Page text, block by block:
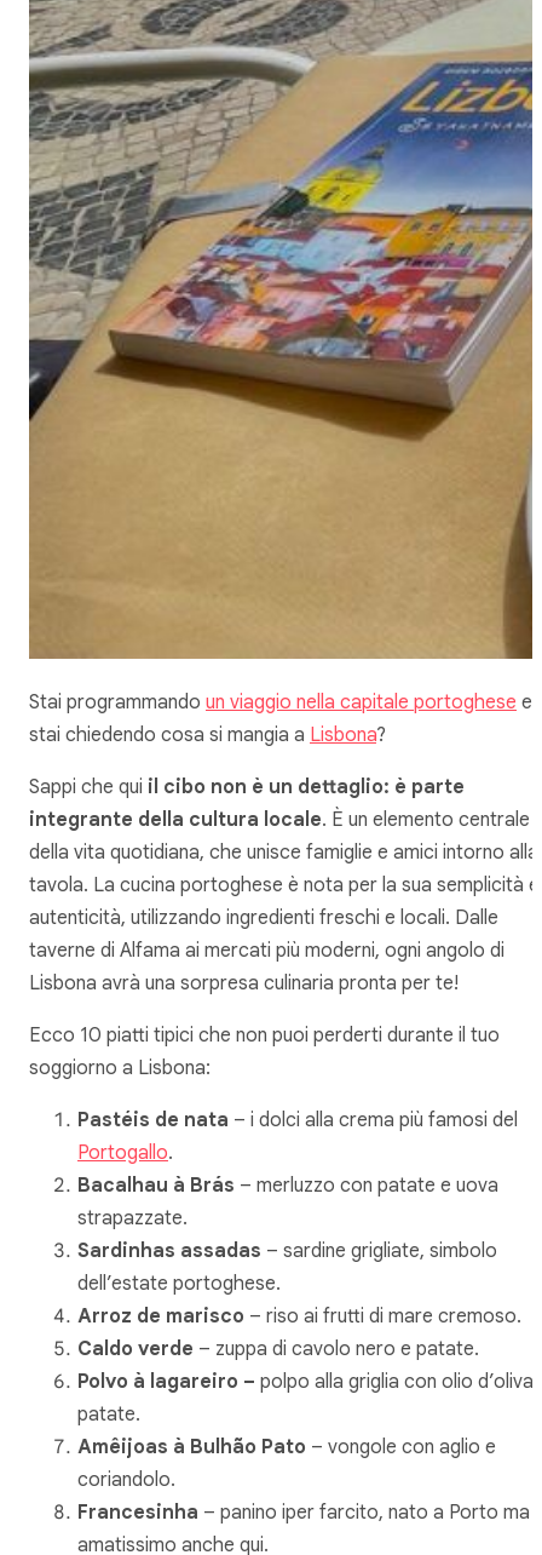
Stai programmando un viaggio nella capitale portoghese e
stai chiedendo cosa si mangia​ a Lisbona?
Sappi che qui il cibo non è un dettaglio: è parte
integrante della cultura locale. È un elemento centrale
della vita quotidiana, che unisce famiglie e amici intorno alla
tavola. La cucina portoghese è nota per la sua semplicità e
autenticità, utilizzando ingredienti freschi e locali. Dalle
taverne di Alfama ai mercati più moderni, ogni angolo di
Lisbona avrà una sorpresa culinaria pronta per te!
Ecco 10 piatti tipici che non puoi perderti durante il tuo
soggiorno a Lisbona:
Pastéis de nata – i dolci alla crema più famosi del
Portogallo.
Bacalhau à Brás – merluzzo con patate e uova
strapazzate.
Sardinhas assadas – sardine grigliate, simbolo
dell’estate portoghese.
Arroz de marisco – riso ai frutti di mare cremoso.
Caldo verde – zuppa di cavolo nero e patate.
Polvo à lagareiro – polpo alla griglia con olio d’oliva
patate.
Amêijoas à Bulhão Pato – vongole con aglio e
coriandolo.
Francesinha – panino iper farcito, nato a Porto ma
amatissimo anche qui.